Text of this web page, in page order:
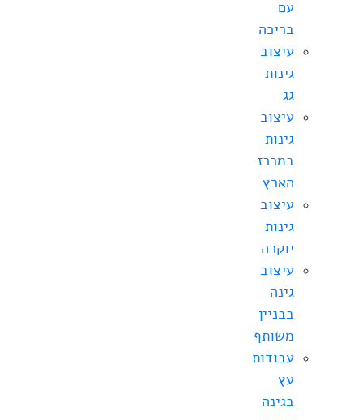
עם
בריכה
עיצוב
גינות
גג
עיצוב
גינות
במרכז
הארץ
עיצוב
גינות
יוקרה
עיצוב
גינה
בבניין
משותף
עבודות
עץ
בגינה